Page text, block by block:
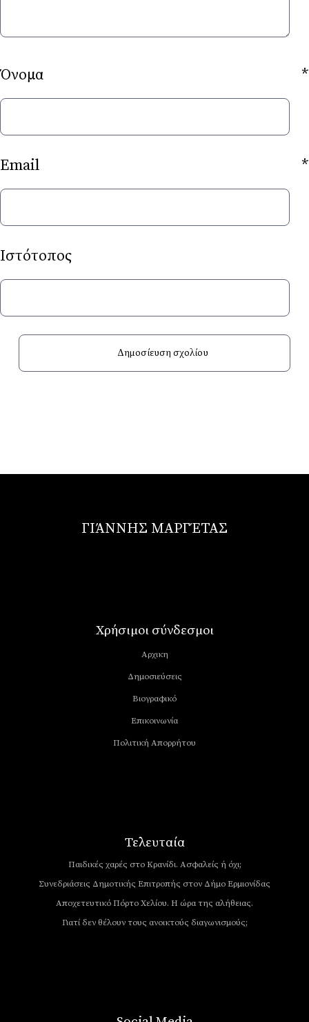
Όνομα *
Email *
Ιστότοπος
ΓΙΆΝΝΗΣ ΜΑΡΓΈΤΑΣ
Χρήσιμοι σύνδεσμοι
Αρχικη
Δημοσιεύσεις
Βιογραφικό
Επικοινωνία
Πολιτική Απορρήτου
Τελευταία
Παιδικές χαρές στο Κρανίδι. Ασφαλείς ή όχι;
Συνεδριάσεις Δημοτικής Επιτροπής στον Δήμο Ερμιονίδας
Αποχετευτικό Πόρτο Χελίου. Η ώρα της αλήθειας.
Γιατί δεν θέλουν τους ανοικτούς διαγωνισμούς;